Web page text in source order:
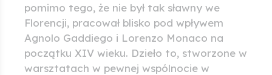
pomimo tego, że nie był tak sławny we
Florencji, pracował blisko pod wpływem
Agnolo Gaddiego i Lorenzo Monaco na
początku XIV wieku. Dzieło to, stworzone w
warsztatach w pewnej wspólnocie w